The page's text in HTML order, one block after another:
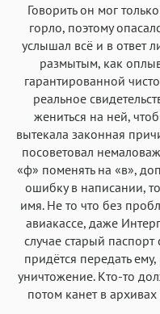
Говорить он мог
горло, поэтому
услышал всё и в ответ
размытым, как
гарантированной
реальное
жениться на ней,
вытекала законная
посоветовал
«ф» поменять на «в»,
ошибку в написании,
имя. Не то что без
авиакассе, даже
случае старый
придётся передать
уничтожение. Кто-то
потом канет в